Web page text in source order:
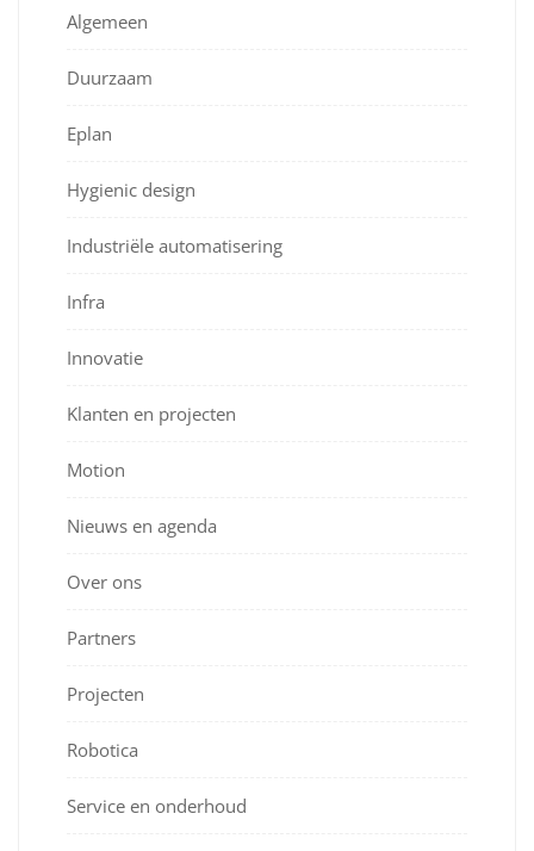
Algemeen
Duurzaam
Eplan
Hygienic design
Industriële automatisering
Infra
Innovatie
Klanten en projecten
Motion
Nieuws en agenda
Over ons
Partners
Projecten
Robotica
Service en onderhoud